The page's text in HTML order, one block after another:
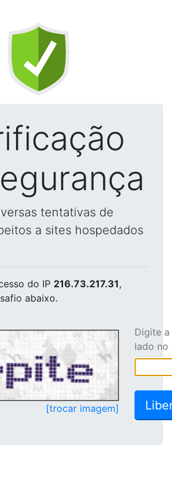
tentativas de
a sites hospedados
do IP 216.73.217.31,
abaixo.
[trocar imagem]
Digite
lado no